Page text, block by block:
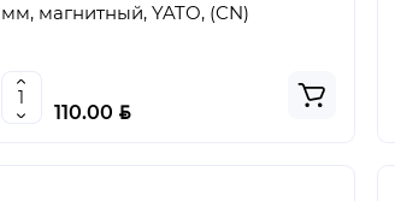
мм, магнитный, YATO, (CN)
110.00 BYN